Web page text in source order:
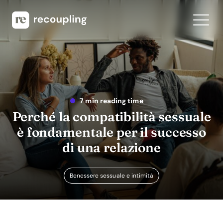
7 min reading time
Perché la compatibilità sessuale
è fondamentale per il successo
di una relazione
Benessere sessuale e intimità